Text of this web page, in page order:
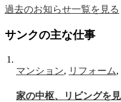
過去のお知らせ一覧を見る
サンクの主な仕事
マンション, リフォーム,
家の中枢、リビングを